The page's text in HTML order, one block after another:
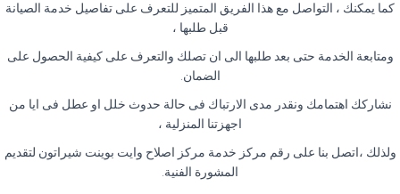
كما يمكنك ، التواصل مع هذا الفريق المتميز للتعرف على تفاصيل خدمة الصيانة
قبل طلبها ،
ومتابعة الخدمة حتى بعد طلبها الى ان تصلك والتعرف على كيفية الحصول على
الضمان
نشاركك اهتمامك ونقدر مدى الارتباك فى حالة حدوث خلل او عطل فى ايا من
اجهزتنا المنزلية ،
ولذلك ،اتصل بنا على رقم مركز خدمة مركز اصلاح وايت بوينت شيراتون لتقديم
المشورة الفنية